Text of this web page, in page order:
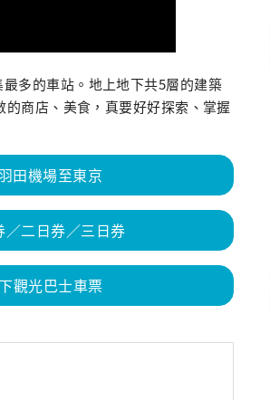
多的車站。地上地下共5層的建築
商店、美食，真要好好探索、掌握
田機場至東京
／二日券／三日券
觀光巴士車票